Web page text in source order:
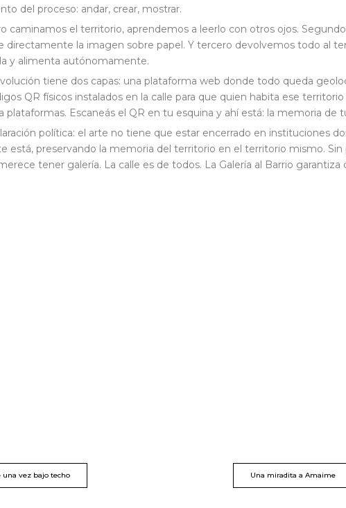
del proceso: andar, crear, mostrar.
caminamos el territorio, aprendemos a leerlo con otros ojos.
directamente la imagen sobre papel. Y tercero devolvemos todo al
y alimenta autónomamente.
tiene dos capas: una plataforma web donde todo queda
QR físicos instalados en la calle para que quien habita ese
plataformas. Escaneás el QR en tu esquina y ahí está: la memoria de
política: el arte no tiene que estar encerrado en instituciones
está, preservando la memoria del territorio en el territorio mismo.
tener galería. La calle es de todos. La Galería al Barrio
una vez bajo techo Una miradita a Amaime